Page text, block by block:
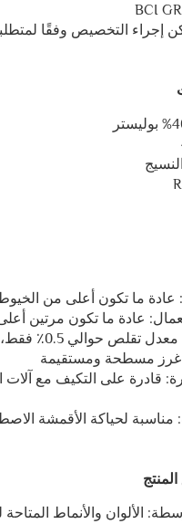
التخصيص وفقًا
أعلى من الخيوط القطنية بنسبة
عادة ما تكون مرتين
● معدل
غرز مسطحة ومستقيمة
لحياكة الأقمشة
الألوان والأنماط